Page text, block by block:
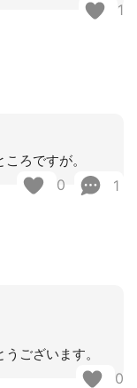
1
ろですが。
0 1
ございます。
0